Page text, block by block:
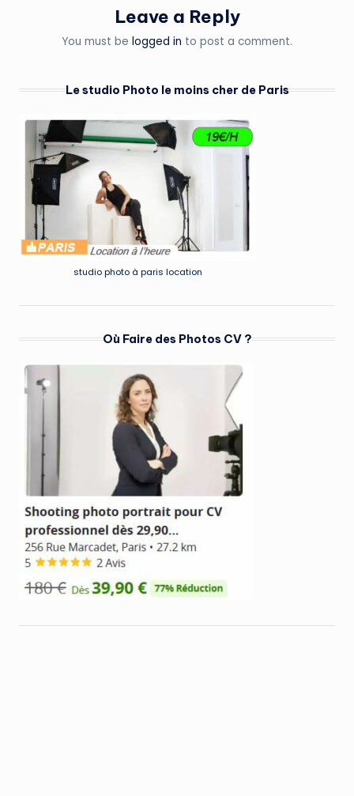
Leave a Reply
You must be logged in to post a comment.
Le studio Photo le moins cher de Paris
studio photo à paris location
Où Faire des Photos CV ?